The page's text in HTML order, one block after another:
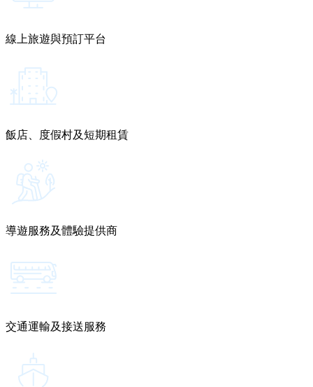
線上旅遊與預訂平台
飯店、度假村及短期租賃
導遊服務及體驗提供商
交通運輸及接送服務